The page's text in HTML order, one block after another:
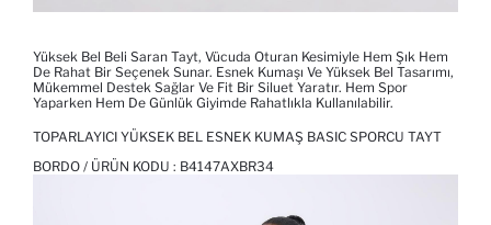
Yüksek Bel Beli Saran Tayt, Vücuda Oturan Kesimiyle Hem Şık Hem
De Rahat Bir Seçenek Sunar. Esnek Kumaşı Ve Yüksek Bel Tasarımı,
Mükemmel Destek Sağlar Ve Fit Bir Siluet Yaratır. Hem Spor
Yaparken Hem De Günlük Giyimde Rahatlıkla Kullanılabilir.
TOPARLAYICI YÜKSEK BEL ESNEK KUMAŞ BASIC SPORCU TAYT
BORDO / ÜRÜN KODU : B4147AXBR34